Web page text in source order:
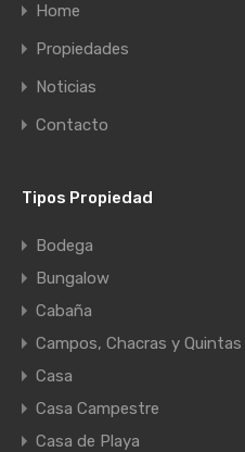
Home
Propiedades
Noticias
Contacto
Tipos Propiedad
Bodega
Bungalow
Cabaña
Campos, Chacras y Quintas
Casa
Casa Campestre
Casa de Playa